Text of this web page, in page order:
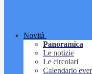
Novità
Panoramica
Le notizie
Le circolari
Calendario